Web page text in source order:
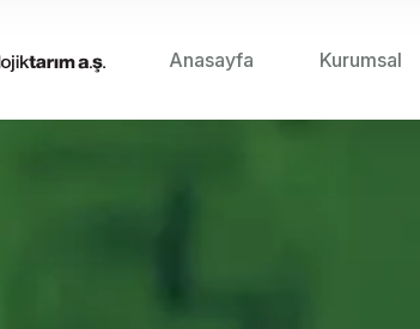
Anasayfa Kurumsal